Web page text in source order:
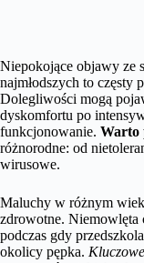
Niepokojące objawy ze
najmłodszych to częsty
Dolegliwości mogą
dyskomfortu po
funkcjonowanie. Warto
różnorodne: od
wirusowe.
Maluchy w różnym
zdrowotne. Niemowlęta
podczas gdy
okolicy pępka.